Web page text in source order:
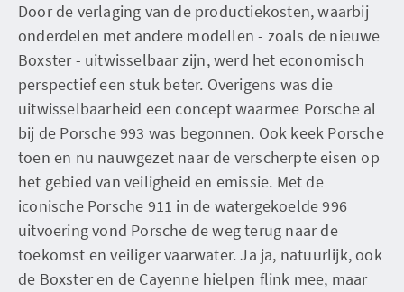
Door de verlaging van de productiekosten, waarbij
onderdelen met andere modellen - zoals de nieuwe
Boxster - uitwisselbaar zijn, werd het economisch
perspectief een stuk beter. Overigens was die
uitwisselbaarheid een concept waarmee Porsche al
bij de Porsche 993 was begonnen. Ook keek Porsche
toen en nu nauwgezet naar de verscherpte eisen op
het gebied van veiligheid en emissie. Met de
iconische Porsche 911 in de watergekoelde 996
uitvoering vond Porsche de weg terug naar de
toekomst en veiliger vaarwater. Ja ja, natuurlijk, ook
de Boxster en de Cayenne hielpen flink mee, maar